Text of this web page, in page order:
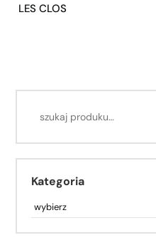
LES CLOS
Kategoria